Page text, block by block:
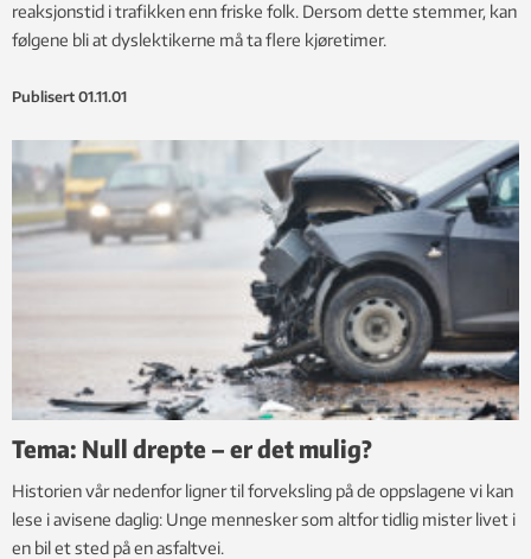
reaksjonstid i trafikken enn friske folk. Dersom dette stemmer, kan
følgene bli at dyslektikerne må ta flere kjøretimer.
Publisert 01.11.01
Tema: Null drepte – er det mulig?
Historien vår nedenfor ligner til forveksling på de oppslagene vi kan
lese i avisene daglig: Unge mennesker som altfor tidlig mister livet i
en bil et sted på en asfaltvei.